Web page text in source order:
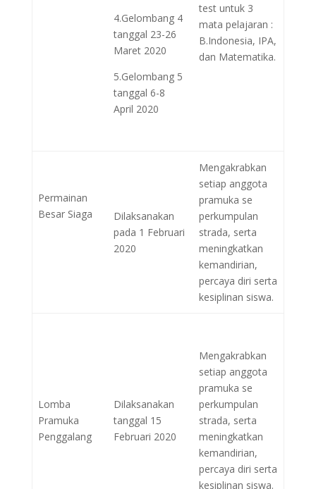
4.Gelombang 4
tanggal 23-26
Maret 2020
5.Gelombang 5
tanggal 6-8
April 2020
test untuk 3
mata pelajaran :
B.Indonesia, IPA,
dan Matematika.
Permainan
Besar Siaga
Dilaksanakan
pada 1 Februari
2020
Mengakrabkan
setiap anggota
pramuka se
perkumpulan
strada, serta
meningkatkan
kemandirian,
percaya diri serta
kesiplinan siswa.
Lomba
Pramuka
Penggalang
Dilaksanakan
tanggal 15
Februari 2020
Mengakrabkan
setiap anggota
pramuka se
perkumpulan
strada, serta
meningkatkan
kemandirian,
percaya diri serta
kesiplinan siswa.